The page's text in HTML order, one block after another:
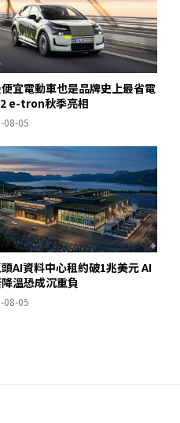
宜電動車也是品牌史上最省電
e-tron秋季亮相
08-05
AI資料中心租約破1兆美元 AI
溫恐成沉重負
08-05